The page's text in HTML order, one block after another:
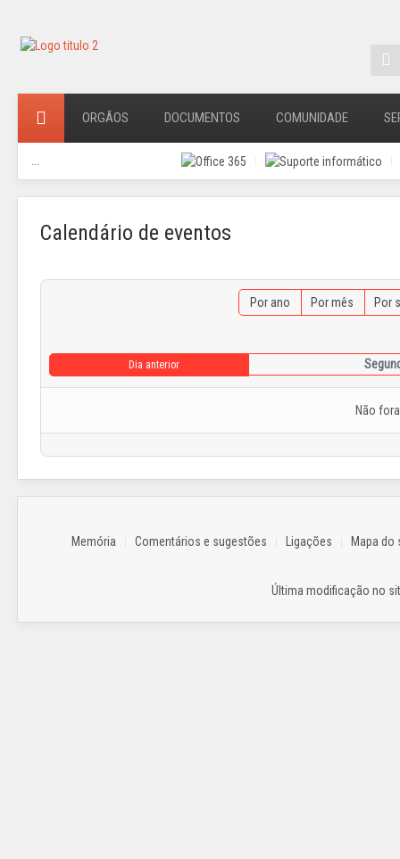
ORGÃOS DOCUMENTOS COMUNIDADE
Calendário de eventos
Por ano Por mês Por
Dia anterior
Não
Memória Comentários e sugestões Ligações Mapa do
Última modificação no